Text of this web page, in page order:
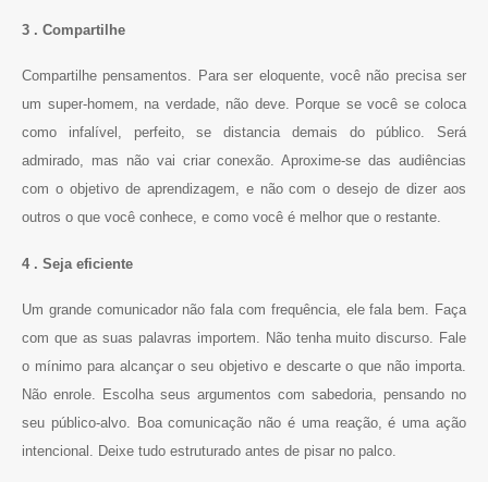
3 . Compartilhe
Compartilhe pensamentos. Para ser eloquente, você não precisa ser
um super-homem, na verdade, não deve. Porque se você se coloca
como infalível, perfeito, se distancia demais do público. Será
admirado, mas não vai criar conexão. Aproxime-se das audiências
com o objetivo de aprendizagem, e não com o desejo de dizer aos
outros o que você conhece, e como você é melhor que o restante.
4 . Seja eficiente
Um grande comunicador não fala com frequência, ele fala bem. Faça
com que as suas palavras importem. Não tenha muito discurso. Fale
o mínimo para alcançar o seu objetivo e descarte o que não importa.
Não enrole. Escolha seus argumentos com sabedoria, pensando no
seu público-alvo. Boa comunicação não é uma reação, é uma ação
intencional. Deixe tudo estruturado antes de pisar no palco.